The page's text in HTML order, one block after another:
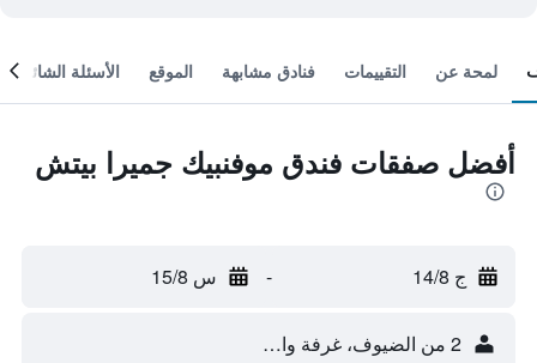
لمحة عن التقييمات فنادق مشابهة الموقع الأسئلة الشائعة
أفضل صفقات فندق موفنبيك جميرا بيتش
ج 14/8 - س 15/8
2 من الضيوف، غرفة واحدة